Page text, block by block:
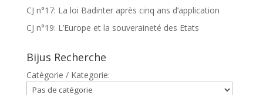
CJ n°17: La loi Badinter après cinq ans d’application
CJ n°19: L’Europe et la souveraineté des Etats
Bijus Recherche
Catègorie / Kategorie: